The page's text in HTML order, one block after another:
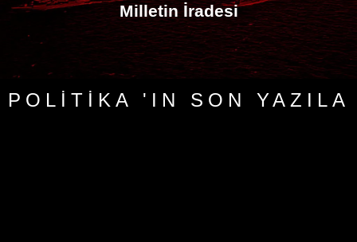
Milletin İradesi
POLITIKA 'IN SON